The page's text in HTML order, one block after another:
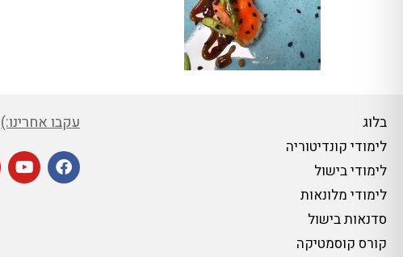
בלוג
לימודי קונדיטוריה
לימודי בישול
לימודי מלונאות
סדנאות בישול
קורס קוסמטיקה
עקבו אחרינו:)